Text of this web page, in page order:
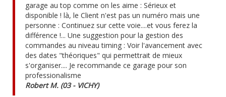
garage au top comme on les aime : Sérieux et
disponible ! là, le Client n'est pas un numéro mais une
personne : Continuez sur cette voie....et vous ferez la
différence !... Une suggestion pour la gestion des
commandes au niveau timing : Voir l'avancement avec
des dates "théoriques" qui permettrait de mieux
s'organiser.... Je recommande ce garage pour son
professionalisme
Robert M. (03 - VICHY)